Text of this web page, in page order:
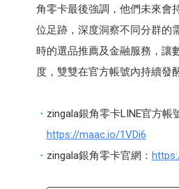
角零卡最後強調，他們未來會
位足跡，深度洞察不同分群的
時的選品推薦及金融服務，讓
度，雙雙在官方帳號內持續發酵
zingala銀角零卡LINE官方帳
https://maac.io/1VDi6
zingala銀角零卡官網：